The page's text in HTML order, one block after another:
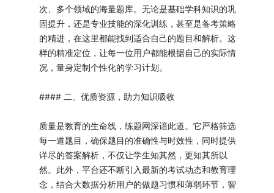
次、多个领域的海量题库。无论是基础学科知识的巩
固提升，还是专业技能的深化训练，甚至是备考策略
的精进，在这里都能找到适合自己的题目和解析。这
样的精准定位，让每一位用户都能根据自己的实际情
况，量身定制个性化的学习计划。
#### 二、优质资源，助力知识吸收
质量是教育的生命线，练题网深谙此道。它严格筛选
每一道题目，确保题目的准确性与时效性，同时提供
详尽的答案解析，不仅让学生知其然，更知其所以
然。此外，平台还不断引入最新的考试动态和教育理
念，结合大数据分析用户的做题习惯和薄弱环节，智